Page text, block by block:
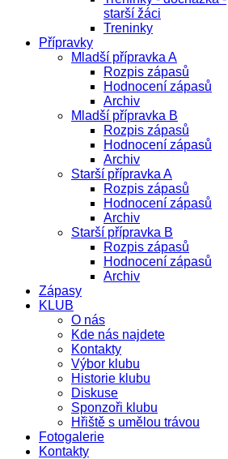
starší žáci
Treninky
Přípravky
Mladší přípravka A
Rozpis zápasů
Hodnocení zápasů
Archiv
Mladší přípravka B
Rozpis zápasů
Hodnocení zápasů
Archiv
Starší přípravka A
Rozpis zápasů
Hodnocení zápasů
Archiv
Starší přípravka B
Rozpis zápasů
Hodnocení zápasů
Archiv
Zápasy
KLUB
O nás
Kde nás najdete
Kontakty
Výbor klubu
Historie klubu
Diskuse
Sponzoři klubu
Hřiště s umělou trávou
Fotogalerie
Kontakty